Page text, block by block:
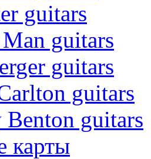
guitars
guitars
guitars
guitars
Benton guitars
карты